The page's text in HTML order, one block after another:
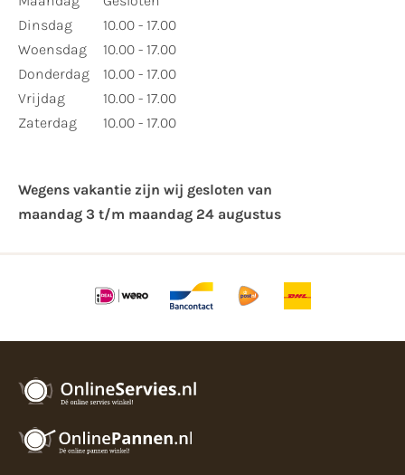
Dinsdag
Woensdag
Donderdag
Vrijdag
Zaterdag
10.00 - 17.00
10.00 - 17.00
10.00 - 17.00
10.00 - 17.00
10.00 - 17.00
Wegens vakantie zijn wij gesloten van ​
maandag 3 t/m maandag 24 augustus